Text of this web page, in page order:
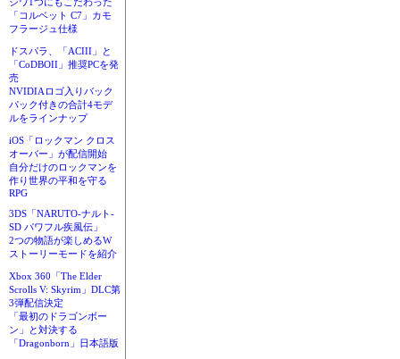
「コルベット C7」カモ
フラージュ仕様
ドスパラ、「ACIII」と
「CoDBOII」推奨PCを発
売
NVIDIAロゴ入りバック
パック付きの合計4モデ
ルをラインナップ
iOS「ロックマン クロス
オーバー」が配信開始
自分だけのロックマンを
作り世界の平和を守る
RPG
3DS「NARUTO-ナルト-
SD パワフル疾風伝」
2つの物語が楽しめるW
ストーリーモードを紹介
Xbox 360「The Elder
Scrolls V: Skyrim」DLC第
3弾配信決定
「最初のドラゴンボー
ン」と対決する
「Dragonborn」日本語版